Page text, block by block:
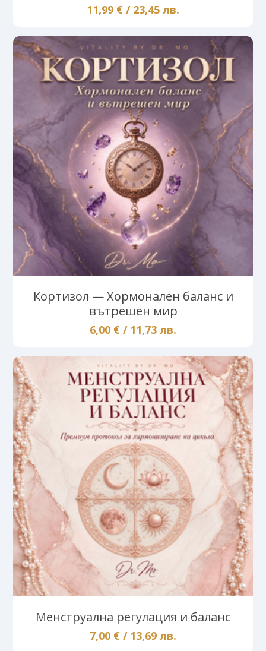
11,99 € / 23,45 лв.
Кортизол — Хормонален баланс и
вътрешен мир
6,00 € / 11,73 лв.
Менструална регулация и баланс
7,00 € / 13,69 лв.